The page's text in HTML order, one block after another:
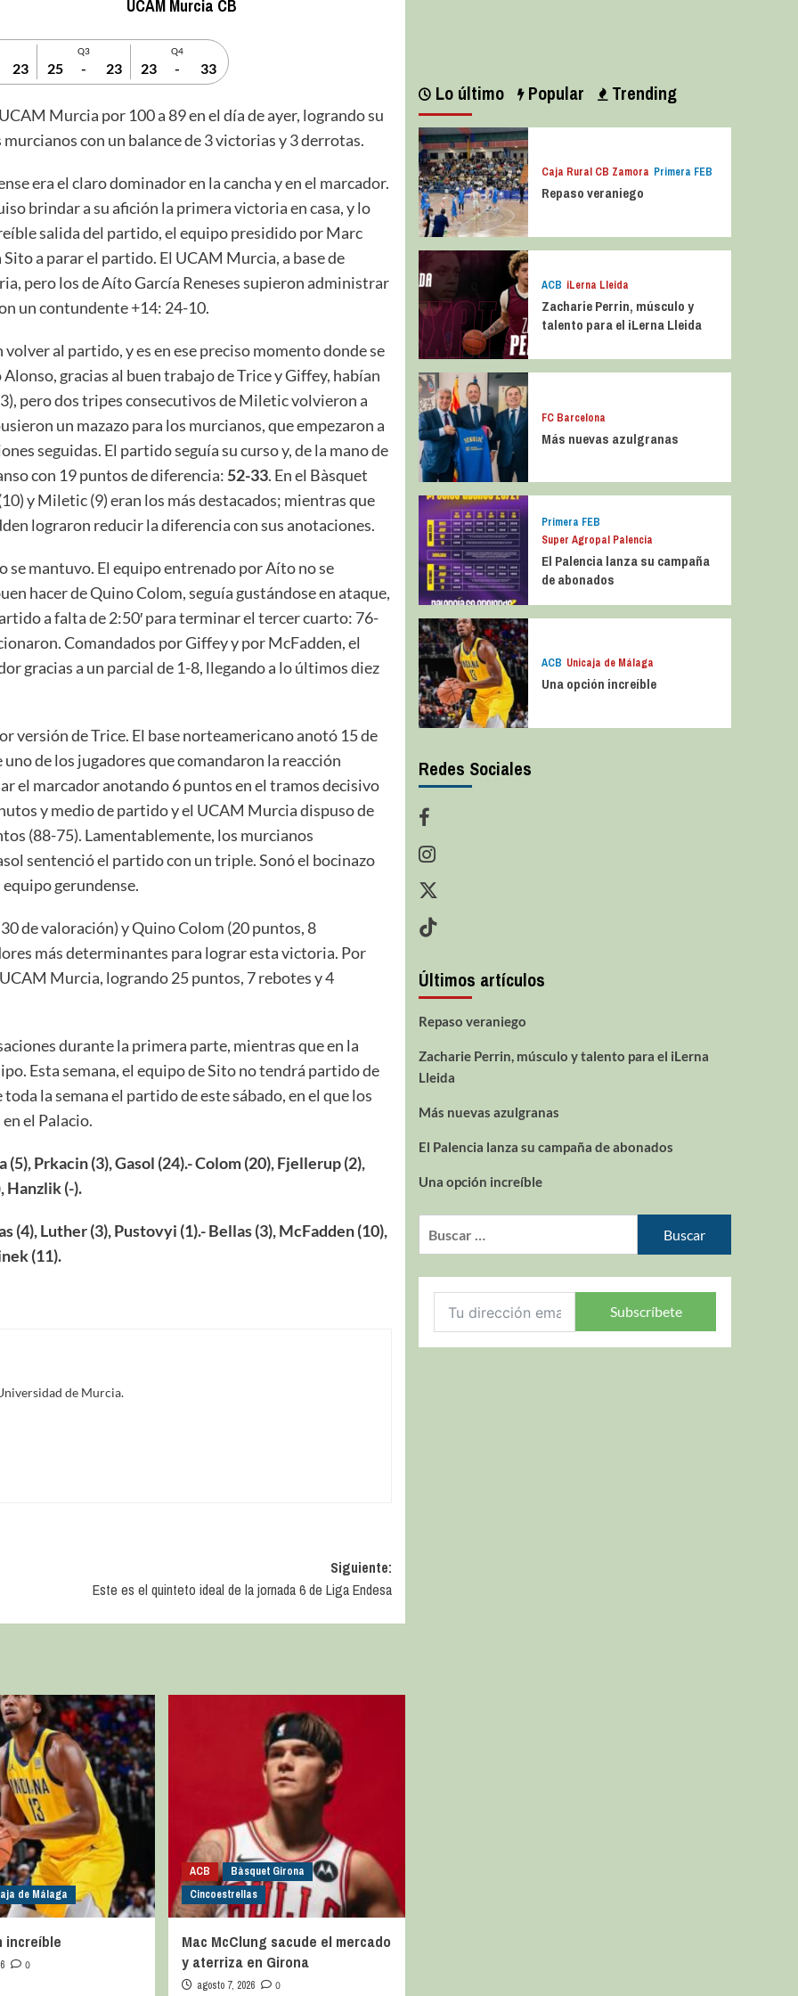
UCAM Murcia CB
23
Q3
25 - 23
Q4
23 - 33
Murcia por 100 a 89 en el día de ayer, logrando su
con un balance de 3 victorias y 3 derrotas.
era el claro dominador en la cancha y en el marcador.
brindar a su afición la primera victoria en casa, y lo
salida del partido, el equipo presidido por Marc
a parar el partido. El UCAM Murcia, a base de
pero los de Aíto García Reneses supieron administrar
un contundente +14: 24-10.
al partido, y es en ese preciso momento donde se
gracias al buen trabajo de Trice y Giffey, habían
pero dos tripes consecutivos de Miletic volvieron a
un mazazo para los murcianos, que empezaron a
seguidas. El partido seguía su curso y, de la mano de
con 19 puntos de diferencia: 52-33. En el Bàsquet
y Miletic (9) eran los más destacados; mientras que
lograron reducir la diferencia con sus anotaciones.
mantuvo. El equipo entrenado por Aíto no se
hacer de Quino Colom, seguía gustándose en ataque,
a falta de 2:50′ para terminar el tercer cuarto: 76-
Comandados por Giffey y por McFadden, el
gracias a un parcial de 1-8, llegando a lo últimos diez
versión de Trice. El base norteamericano anotó 15 de
de los jugadores que comandaron la reacción
el marcador anotando 6 puntos en el tramos decisivo
y medio de partido y el UCAM Murcia dispuso de
(88-75). Lamentablemente, los murcianos
sentenció el partido con un triple. Sonó el bocinazo
gerundense.
de valoración) y Quino Colom (20 puntos, 8
más determinantes para lograr esta victoria. Por
Murcia, logrando 25 puntos, 7 rebotes y 4
durante la primera parte, mientras que en la
Esta semana, el equipo de Sito no tendrá partido de
la semana el partido de este sábado, en el que los
el Palacio.
Prkacin (3), Gasol (24).- Colom (20), Fjellerup (2),
Hanzlik (-).
(4), Luther (3), Pustovyi (1).- Bellas (3), McFadden (10),
(11).
de Murcia.
Siguiente:
Este es el quinteto ideal de la jornada 6 de Liga Endesa
de Málaga
increíble
0
ACB
Bàsquet Girona
Cincoestrellas
Mac McClung sacude el mercado
y aterriza en Girona
agosto 7, 2026 0
Lo último Popular Trending
Caja Rural CB Zamora Primera FEB
Repaso veraniego
ACB iLerna Lleida
Zacharie Perrin, músculo y
talento para el iLerna Lleida
FC Barcelona
Más nuevas azulgranas
Primera FEB
Super Agropal Palencia
El Palencia lanza su campaña
de abonados
ACB Unicaja de Málaga
Una opción increíble
Redes Sociales
Últimos artículos
Repaso veraniego
Zacharie Perrin, músculo y talento para el iLerna
Lleida
Más nuevas azulgranas
El Palencia lanza su campaña de abonados
Una opción increíble
Subscríbete